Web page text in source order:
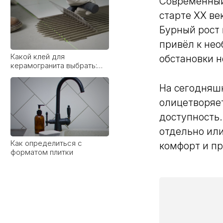
старте XX
Бурный рост
привёл к
обстановки
На
отдельно
комфорт и
Какой клей для
керамогранита выбрать:
советы мастера
Как определиться с
форматом плитки